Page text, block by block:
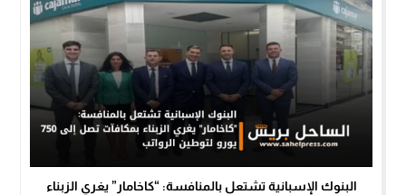
البنوك الإسبانية تشتعل بالمنافسة: “كاخامار” يغري الزبناء